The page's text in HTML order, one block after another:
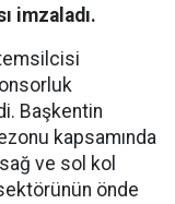
imzaladı.
Başkentin
kapsamında
ve sol kol
önde